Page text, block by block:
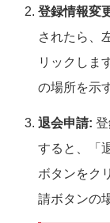
登録情報変
されたら、
リックしま
の場所を示
退会申請:
すると、「
ボタンをク
請ボタンの